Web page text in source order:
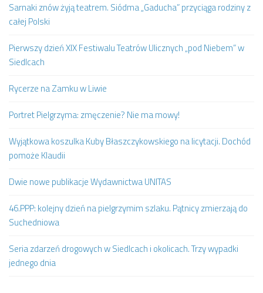
Sarnaki znów żyją teatrem. Siódma „Gaducha” przyciąga rodziny z
całej Polski
Pierwszy dzień XIX Festiwalu Teatrów Ulicznych „pod Niebem” w
Siedlcach
Rycerze na Zamku w Liwie
Portret Pielgrzyma: zmęczenie? Nie ma mowy!
Wyjątkowa koszulka Kuby Błaszczykowskiego na licytacji. Dochód
pomoże Klaudii
Dwie nowe publikacje Wydawnictwa UNITAS
46.PPP: kolejny dzień na pielgrzymim szlaku. Pątnicy zmierzają do
Suchedniowa
Seria zdarzeń drogowych w Siedlcach i okolicach. Trzy wypadki
jednego dnia